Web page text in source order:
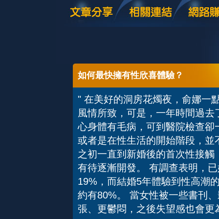
如何最快擁有性欣喜體驗？
" 在美好的洞房花燭夜，俞娜一
風情所致，可是，一年時間過
心身體有毛病，可到醫院檢查
或者是在性生活的開始階段，
之初一直到新婚後的首次性接
有待逐漸開發。 有調查表明，
19%，而結婚5年體驗到性高潮
約有80%。 當女性被一些書刊
張、更鬱悶，之後失望感也會